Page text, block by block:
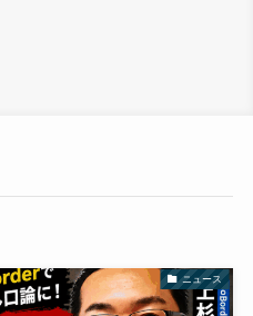
ニュース